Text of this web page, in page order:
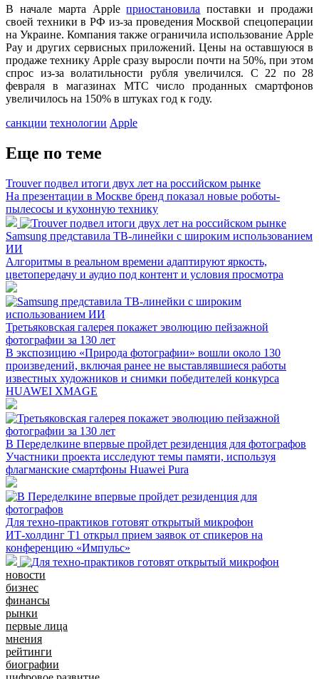
В начале марта Appleприостановила поставки и продажи
своей техники в РФ из-за проведения Москвой спецоперации
на Украине. Компания также ограничила использование Apple
Pay и других сервисных приложений. Цены на оставшуюся в
продаже технику Apple сразу выросли почти на 50%, при этом
спрос из-за волатильности рубля увеличился. С 22 по 28
февраля в магазинах МТС число проданных смартфонов
увеличилось на 150% в штуках год к году.
санкции технологии Apple
Еще по теме
Trouver подвел итоги двух лет на российском рынке
На презентации в Москве бренд показал новые роботы-
пылесосы и кухонную технику
Samsung представила ТВ-линейки с широким использованием
ИИ
Алгоритмы в реальном времени адаптируют яркость,
цветопередачу и аудио под контент и условия просмотра
Третьяковская галерея покажет эволюцию пейзажной
фотографии за 130 лет
В экспозицию «Природа фотографии» вошли около 130
произведений, включая ранее не выставлявшиеся работы
известных художников и снимки победителей конкурса
HUAWEI XMAGE
В Переделкине впервые пройдет резиденция для фотографов
Участники проекта исследуют темы памяти, используя
флагманские смартфоны Huawei Pura
Для техно-практиков готовят открытый микрофон
ИТ-холдинг Т1 открыл прием заявок от спикеров на
конференцию «Импульс»
новости
бизнес
финансы
рынки
первые лица
мнения
рейтинги
биографии